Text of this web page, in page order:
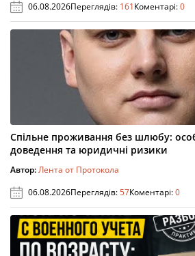
06.08.2026Переглядів: 161Коментарі:0
Спільне проживання без шлюбу:
доведення та юридичні ризики
Автор:Лента от Протокола
06.08.2026Переглядів:57Коментарі:0